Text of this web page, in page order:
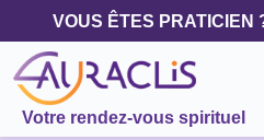
VOUS ÊTES PRATICIEN
Votre rendez-vous spirituel